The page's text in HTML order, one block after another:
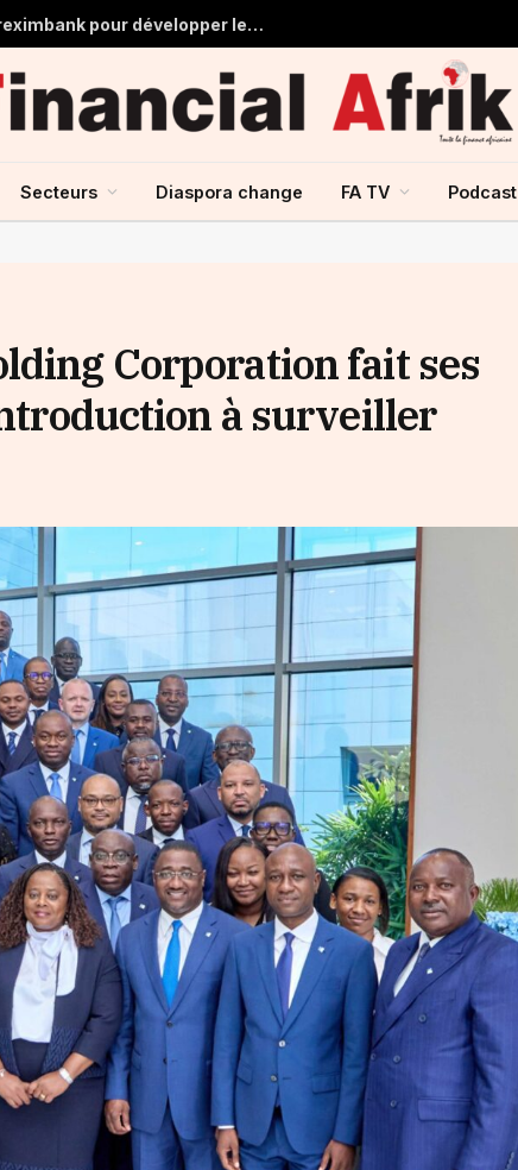
Tchad : près de 125 millions USD d’Afreximbank pour développer les infrastructures et le commerce
Secteurs Diaspora change FA TV Podcast
Corporation fait ses
à surveiller